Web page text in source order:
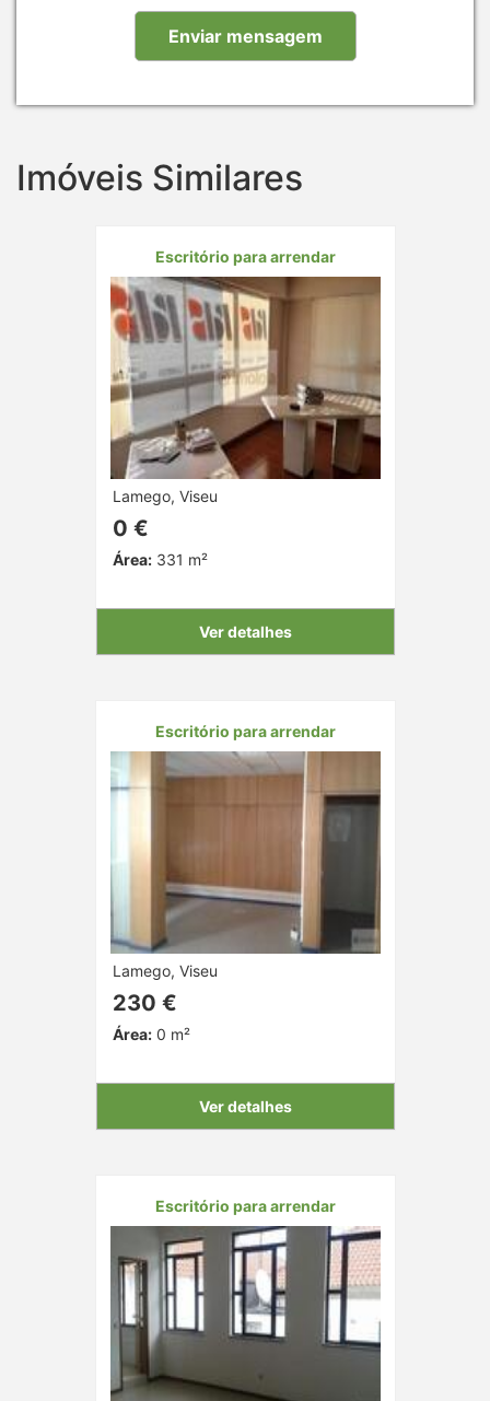
Imóveis Similares
Escritório para arrendar
Lamego, Viseu
0 €
Área:331 m²
Ver detalhes
Escritório para arrendar
Lamego, Viseu
230 €
Área:0 m²
Ver detalhes
Escritório para arrendar